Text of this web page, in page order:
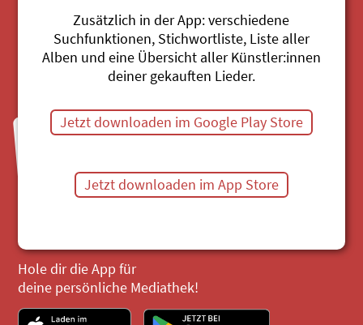
Mediathek
Fragen zu Bestellungen?
044 680 20 60
Hole dir die App für
deine persönliche Mediathek!
Zusätzlich in der App: verschiedene
Suchfunktionen, Stichwortliste, Liste aller
Alben und eine Übersicht aller Künstler:innen
deiner gekauften Lieder.
Jetzt downloaden im Google Play Store
Jetzt downloaden im App Store